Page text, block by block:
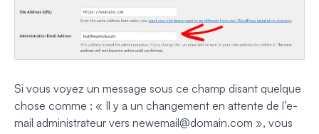
Si vous voyez un message sous ce champ disant quelque
chose comme : « Il y a un changement en attente de l’e-
mail administrateur vers newemail@domain.com », vous